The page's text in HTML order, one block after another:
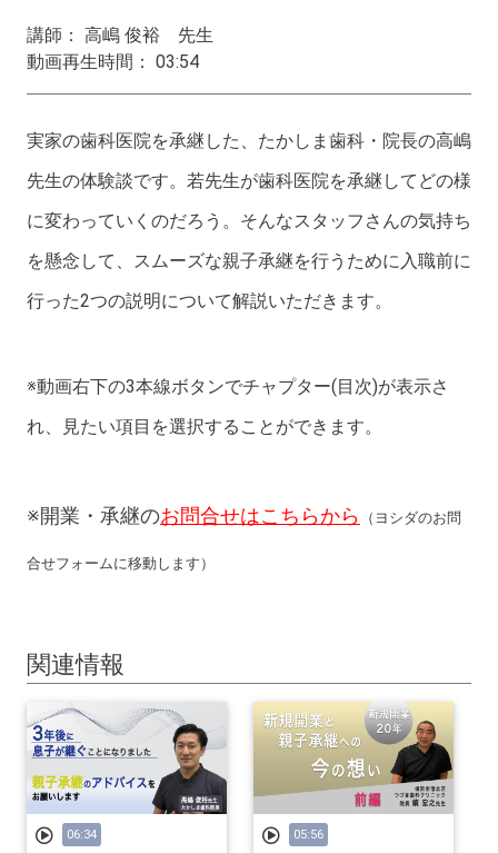
講師： 高嶋 俊裕 先生
動画再生時間： 03:54
実家の歯科医院を承継した、たかしま歯科・院長の高嶋
先生の体験談です。若先生が歯科医院を承継してどの様
に変わっていくのだろう。そんなスタッフさんの気持ち
を懸念して、スムーズな親子承継を行うために入職前に
行った2つの説明について解説いただきます。
※動画右下の3本線ボタンでチャプター(目次)が表示さ
れ、見たい項目を選択することができます。
※開業・承継のお問合せはこちらから （ヨシダのお問
合せフォームに移動します）
関連情報
06:34 05:56